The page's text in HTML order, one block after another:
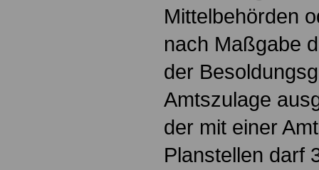
Mittelbehörden
nach Maßgabe
der
Amtszulage
der mit einer
Planstellen darf